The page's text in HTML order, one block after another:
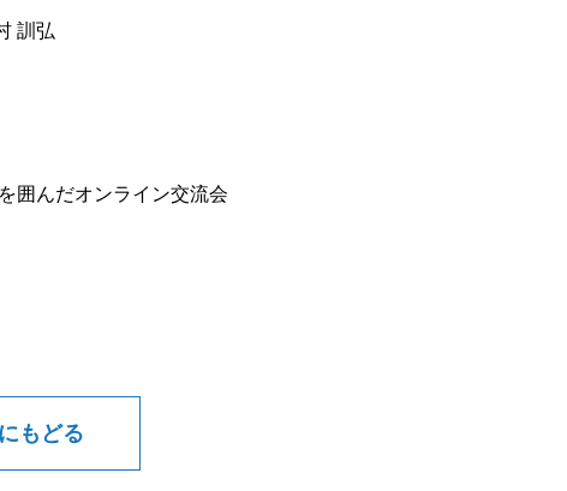
訓弘
囲んだオンライン交流会
もどる